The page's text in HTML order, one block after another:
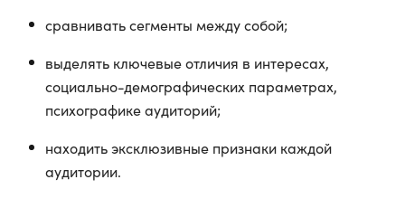
сравнивать сегменты между собой;
выделять ключевые отличия в интересах,
социально-демографических параметрах,
психографике аудиторий;
находить эксклюзивные признаки каждой
аудитории.